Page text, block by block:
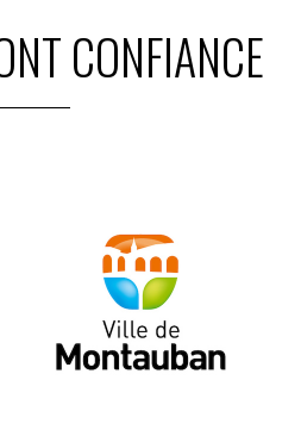
CONFIANCE